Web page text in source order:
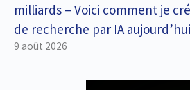
milliards – Voici comment je
de recherche par IA aujourd’hui
9 août 2026